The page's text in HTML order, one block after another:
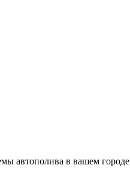
автополива в вашем городе